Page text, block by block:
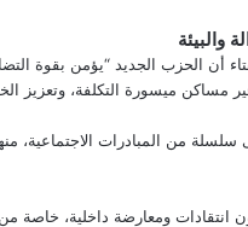
والبيئة
أن الحزب الجديد “يؤمن بقوة
مساكن ميسورة التكلفة، وتعزيز
دون انتقادات ومعارضة داخلية،